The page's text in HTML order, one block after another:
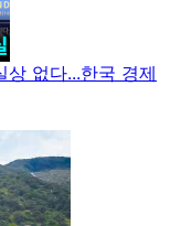
없다...한국 경제